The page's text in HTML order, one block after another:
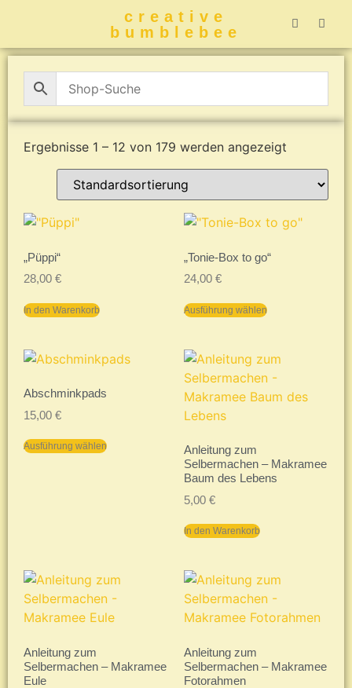
creative
bumblebee
Ergebnisse 1 – 12 von 179 werden angezeigt
„Püppi“
28,00 €
In den Warenkorb
„Tonie-Box to go“
24,00 €
Ausführung wählen
Abschminkpads
15,00 €
Ausführung wählen
Anleitung zum
Selbermachen – Makramee
Baum des Lebens
5,00 €
In den Warenkorb
Anleitung zum
Selbermachen – Makramee
Eule
Anleitung zum
Selbermachen – Makramee
Fotorahmen